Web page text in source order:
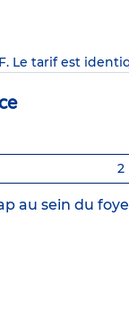
Le tarif est
2
au sein du